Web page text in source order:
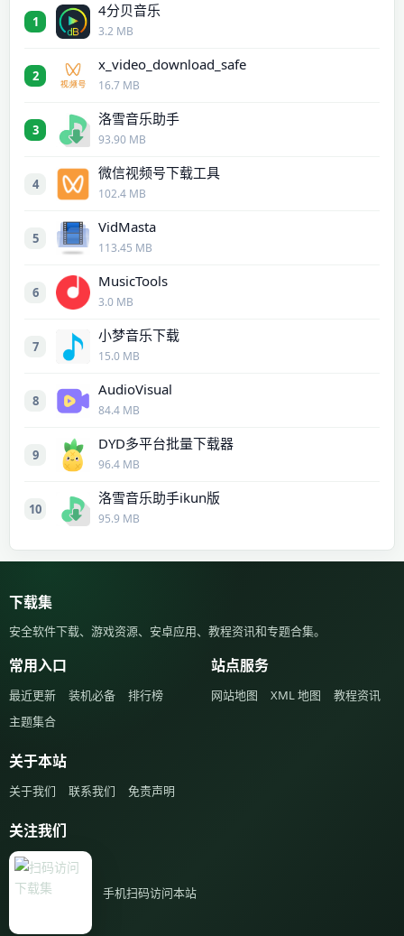
1
4分贝音乐
3.2 MB
2
x_video_download_safe
16.7 MB
3
洛雪音乐助手
93.90 MB
4
微信视频号下载工具
102.4 MB
5
VidMasta
113.45 MB
6
MusicTools
3.0 MB
7
小梦音乐下载
15.0 MB
8
AudioVisual
84.4 MB
9
DYD多平台批量下载器
96.4 MB
10
洛雪音乐助手ikun版
95.9 MB
下载集
安全软件下载、游戏资源、安卓应用、教程资讯和专题合集。
常用入口
最近更新 装机必备
排行榜
主题集合
站点服务
网站地图 XML 地图 教程资讯
关于本站
关于我们 联系我们 免责声明
关注我们
手机扫码访问本站